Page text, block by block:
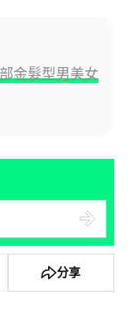
金髮型男美女
分享